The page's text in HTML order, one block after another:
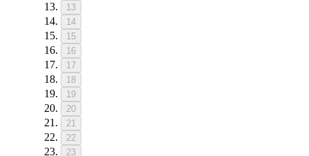
13
14
15
16
17
18
19
20
21
22
23